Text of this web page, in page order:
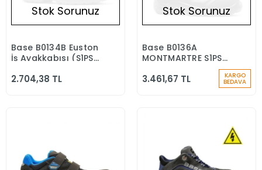
Stokta Yok
Stok Sorunuz
Base B0134B Euston
İş Ayakkabısı (S1PS
2.704,38 TL
Stokta Yok
Stok Sorunuz
Base B0136A
MONTMARTRE S1PS
Ayakkabısı
3.461,67 TL KARGO
BEDAVA